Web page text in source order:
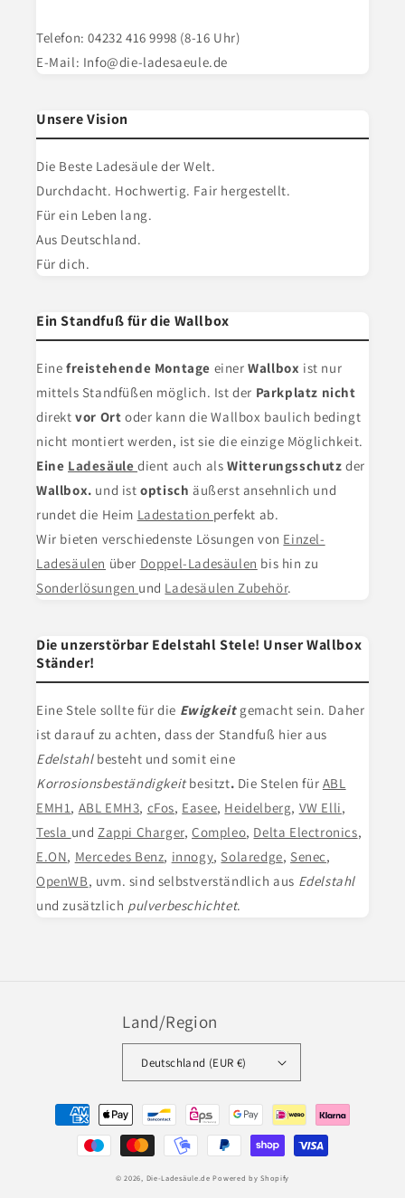
Telefon: 04232 416 9998 (8-16 Uhr)
E-Mail: Info@die-ladesaeule.de
Unsere Vision
Die Beste Ladesäule der Welt.
Durchdacht. Hochwertig. Fair hergestellt.
Für ein Leben lang.
Aus Deutschland.
Für dich.
Ein Standfuß für die Wallbox
Eine freistehende Montage einerWallbox ist nur
mittels Standfüßen möglich. Ist der Parkplatz nicht
direktvor Ortoder kann die Wallbox baulich bedingt
nicht montiert werden, ist sie die einzige Möglichkeit.
Eine Ladesäuledient auch alsWitterungsschutzder
Wallbox. und istoptischäußerst ansehnlich und
rundet die Heim Ladestation perfekt ab.
Wir bieten verschiedenste Lösungen von Einzel-
Ladesäulen über Doppel-Ladesäulen bis hin zu
Sonderlösungen und Ladesäulen Zubehör.
Die unzerstörbar Edelstahl Stele! Unser Wallbox
Ständer!
Eine Stele sollte für die Ewigkeit gemacht sein. Daher
ist darauf zu achten, dass der Standfuß hier aus
Edelstahlbesteht und somit eine
Korrosionsbeständigkeitbesitzt. Die Stelen für ABL
EMH1, ABL EMH3, cFos, Easee, Heidelberg, VW Elli,
Tesla undZappi Charger,Compleo, Delta Electronics,
E.ON, Mercedes Benz, innogy, Solaredge, Senec,
OpenWB, uvm. sind selbstverständlich aus Edelstahl
und zusätzlich pulverbeschichtet.
Land/Region
Deutschland (EUR €)
Zahlungsmethoden
© 2026, Die-Ladesäule.de Powered by Shopify